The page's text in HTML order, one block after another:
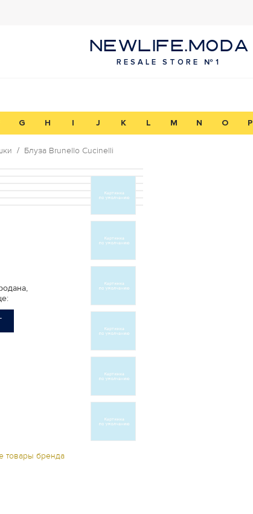
NEWLIFE.MODA
RESALE STORE №1
G H I J K L M N O P
Блуза Brunello Cucinelli
товары бренда